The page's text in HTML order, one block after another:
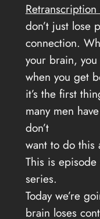
don’t just lose
connection.
your brain, you
when you get
it’s the first
many men
don’t
want to do this
This is
series.
Today we’re
brain loses